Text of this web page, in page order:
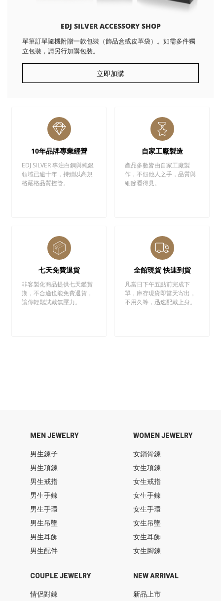
EDJ SILVER ACCESSORY SHOP
單筆訂單隨機附贈一款包裝（飾品盒或皮革袋）。如需多件獨
立包裝，請另行加購包裝。
立即加購
10年品牌專業經營
EDJ SILVER 專注白鋼與純銀
領域已逾十年，持續以高規
格嚴格品質控管。
自家工廠製造
產品多數皆由自家工廠製
作，不假他人之手，品質與
細節看得見。
七天免費退貨
非客製化商品提供七天鑑賞
期，不合適也能免費退貨，
讓你輕鬆試戴無壓力。
全館現貨 快速到貨
凡當日下午五點前完成下
單，庫存現貨即當天寄出，
不用久等，迅速配戴上身。
MEN JEWELRY
男生鍊子
男生項鍊
男生戒指
男生手鍊
男生手環
男生吊墜
男生耳飾
男生配件
WOMEN JEWELRY
女鎖骨鍊
女生項鍊
女生戒指
女生手鍊
女生手環
女生吊墜
女生耳飾
女生腳鍊
COUPLE JEWELRY
情侶對鍊
NEW ARRIVAL
新品上市